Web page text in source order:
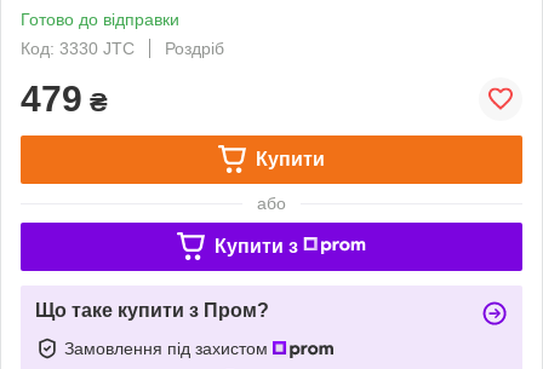
Готово до відправки
Код: 3330 JTC
Роздріб
479 ₴
Купити
або
Купити з
Що таке купити з Пром?
Замовлення під захистом